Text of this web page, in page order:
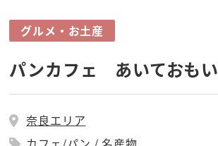
グルメ・お土産
パンカフェ あいておもい
奈良エリア